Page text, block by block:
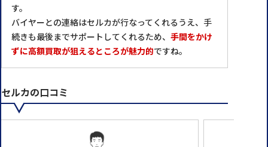
す。
バイヤーとの連絡はセルカが⾏なってくれるうえ、⼿
続きも最後までサポートしてくれるため、 手間をかけ
ずに高額買取が狙えるところが魅力的ですね。
セルカの口コミ